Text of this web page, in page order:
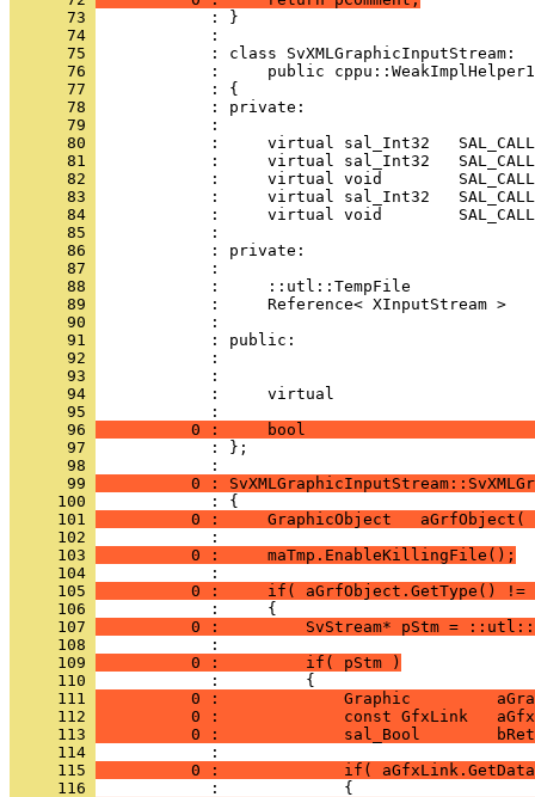
      73
      74
      75
      76
      77
      78
      79
      80
      81
      82
      83
      84
      85
      86
      87
      88
      89
      90
      91
      92
      93
      94
:     virtual
      95
      96
0 :     bool
      97
            : };
      98
      99
0 :
     100
     101
0 :     GraphicObject
     102
     103
          0 :     maTmp.EnableKillingFile();
     104
     105
0 :     if( aGrfObject.GetType() !=
     106
     107
0 :         SvStream* pStm =
     108
     109
          0 :         if( pStm )
     110
     111
0 :             Graphic
     112
0 :             const GfxLink
     113
0 :             sal_Bool
     114
     115
0 :             if(
     116